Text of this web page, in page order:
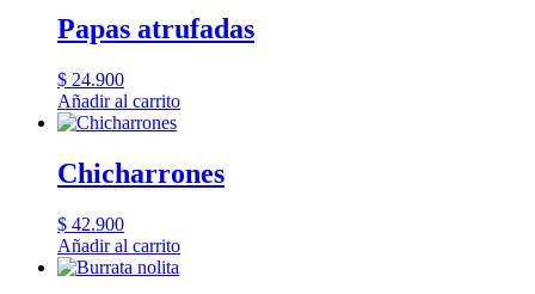
Papas atrufadas
$ 24.900
Añadir al carrito
Chicharrones
$ 42.900
Añadir al carrito